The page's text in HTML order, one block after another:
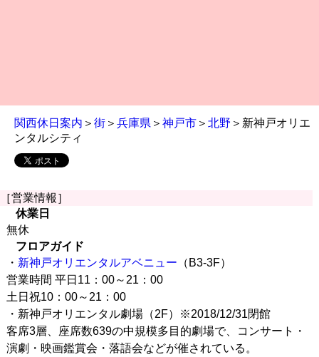
関西休日案内 ＞ 街 ＞ 兵庫県 ＞ 神戸市 ＞ 北野 ＞新神戸オリエ
ンタルシティ
［営業情報］
休業日
無休
フロアガイド
・ 新神戸オリエンタルアベニュー （B3-3F）
営業時間 平日11：00～21：00
土日祝10：00～21：00
・新神戸オリエンタル劇場（2F）※2018/12/31閉館
客席3層、座席数639の中規模多目的劇場で、コンサート・
演劇・映画鑑賞会・落語会などが催されている。